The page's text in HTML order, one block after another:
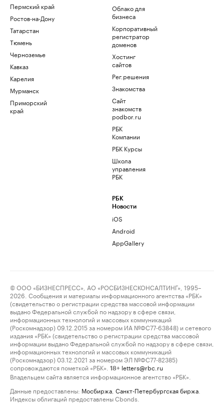
Пермский край
Ростов-на-Дону
Татарстан
Тюмень
Черноземье
Кавказ
Карелия
Мурманск
Приморский
край
Облако для
бизнеса
Корпоративный
регистратор
доменов
Хостинг
сайтов
Рег.решения
Знакомства
Сайт
знакомств
podbor.ru
РБК
Компании
РБК Курсы
Школа
управления
РБК
РБК
Новости
iOS
Android
AppGallery
© ООО «БИЗНЕСПРЕСС», АО «РОСБИЗНЕСКОНСАЛТИНГ», 1995–
2026. Сообщения и материалы информационного агентства «РБК»
(свидетельство о регистрации средства массовой информации
выдано Федеральной службой по надзору в сфере связи,
информационных технологий и массовых коммуникаций
(Роскомнадзор) 09.12.2015 за номером ИА №ФС77-63848) и сетевого
издания «РБК» (свидетельство о регистрации средства массовой
информации выдано Федеральной службой по надзору в сфере связи,
информационных технологий и массовых коммуникаций
(Роскомнадзор) 03.12.2021 за номером ЭЛ №ФС77-82385)
сопровождаются пометкой «РБК».
18+ letters@rbc.ru
Владельцем сайта является информационное агентство «РБК».
Данные предоставлены: Мосбиржа Санкт-Петербургская биржа
Индексы облигаций предоставлены Cbonds.